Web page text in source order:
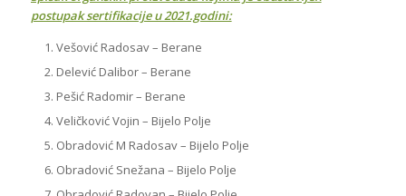
postupak sertifikacije u 2021.godini:
Vešović Radosav – Berane
Delević Dalibor – Berane
Pešić Radomir – Berane
Veličković Vojin – Bijelo Polje
Obradović M Radosav – Bijelo Polje
Obradović Snežana – Bijelo Polje